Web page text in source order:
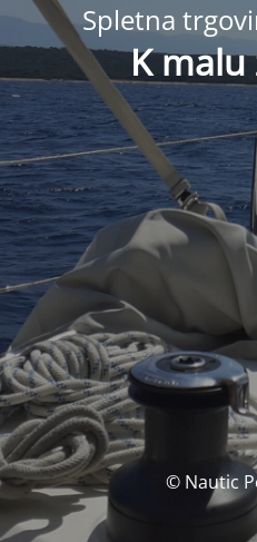
Spletna
K malu
© Nautic